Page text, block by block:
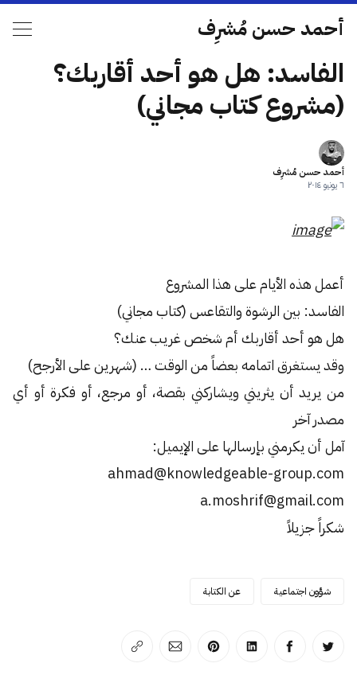
أحمد حسن مُشرِف
الفاسد: هل هو أحد أقاربك؟
(مشروع كتاب مجاني)
أحمد حسن مُشرِف
٦ يونيو ٢٠١٤
أعمل هذه الأيام على هذا المشروع
الفاسد: بين الرشوة والتقاعس (كتاب مجاني)
هل هو أحد أقاربك أم شخص غريب عنك؟
وقد يستغرق اتمامه بعضاً من الوقت … (شهرين على الأرجح)
من يريد أن يثريني ويشاركني بقصة، أو مرجع، أو فكرة أو أي
مصدر آخر
آمل أن يكرمني بإرسالها على الإيميل:
ahmad@knowledgeable-group.com
a.moshrif@gmail.com
شكراً جزيلاً
شؤون اجتماعية عن الكتابة
انشر على تويترانشر على الفيسبوك
انشر على لينكد إن
انشر على بينترست
انشر على الإيميل
انسخ الرابط